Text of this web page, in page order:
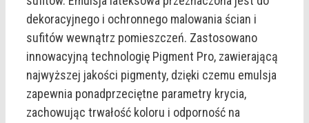
dekoracyjnego i ochronnego malowania ścian i
sufitów wewnątrz pomieszczeń. Zastosowano
innowacyjną technologię Pigment Pro, zawierającą
najwyższej jakości pigmenty, dzięki czemu emulsja
zapewnia ponadprzeciętne parametry krycia,
zachowując trwałość koloru i odporność na